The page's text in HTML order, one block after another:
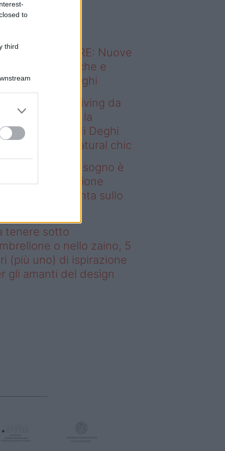
to
third
sapevi che...
ABITARE: Nuove
domestiche e
dei luoghi
– Avere un living da
è possibile: la
Karan di Deghi
sullo stile natural chic
un living da sogno è
la collezione
di Deghi punta sullo
tenere sotto
o nello zaino, 5
(più uno) di ispirazione
gli amanti del design